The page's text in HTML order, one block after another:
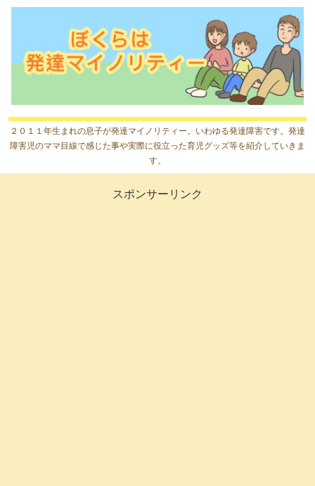
２０１１年生まれの息子が発達マイノリティー。いわゆる発達障害です。発達
障害児のママ目線で感じた事や実際に役立った育児グッズ等を紹介していきま
す。
スポンサーリンク